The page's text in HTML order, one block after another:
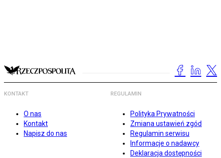
KONTAKT
O nas
Kontakt
Napisz do nas
REGULAMIN
Polityka Prywatności
Zmiana ustawień zgód
Regulamin serwisu
Informacje o nadawcy
Deklaracja dostępności